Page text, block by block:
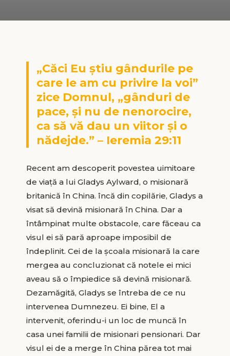
„Căci Eu ştiu gândurile pe
care le am cu privire la voi”
zice Domnul, „gânduri de
pace, şi nu de nenorocire,
ca să vă dau un viitor şi o
nădejde.” – Ieremia 29:11
Recent am descoperit povestea uimitoare
de viaţă a lui Gladys Aylward, o misionară
britanică în China. încă din copilărie, Gladys a
visat să devină misionară în China. Dar a
întâmpinat multe obstacole, care făceau ca
visul ei să pară aproape imposibil de
îndeplinit. Cei de la şcoala misionară la care
mergea au concluzionat că notele ei mici
aveau să o împiedice să devină misionară.
Dezamăgită, Gladys se întreba de ce nu
intervenea Dumnezeu. Ei bine, El a
intervenit, oferindu-i un loc de muncă în
casa unei familii de misionari pensionari. Dar
visul ei de a merge în China părea tot mai